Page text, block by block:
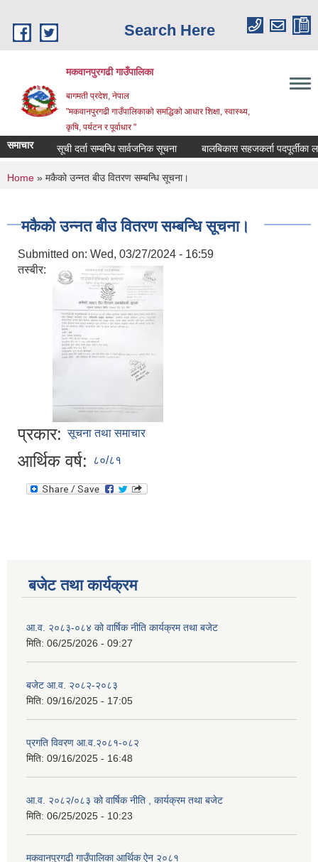
Search Here
मकवानपुरगढी गाउँपालिका
बागमती प्रदेश, नेपाल
"मकवानपुरगढी गाउँपालिकाको समद्धिको आधार शिक्षा, स्‍वास्‍थ्‍य,
कृषि, पर्यटन र पूर्वाधार "
समाचार सूची दर्ता सम्बन्धि सार्वजनिक सूचना बालबिकास सहजकर्ता पदपूर्तीका लागि
You are here
Home » मकैको उन्नत बीउ वितरण सम्बन्धि सूचना।
मकैको उन्नत बीउ वितरण सम्बन्धि सूचना।
Submitted on: Wed, 03/27/2024 - 16:59
तस्बीर:
प्रकार: सूचना तथा समाचार
आर्थिक वर्ष: ८०/८१
बजेट तथा कार्यक्रम
आ.व. २०८३-०८४ को वार्षिक नीति कार्यक्रम तथा बजेट
मिति: 06/25/2026 - 09:27
बजेट आ.व. २०८२-२०८३
मिति: 09/16/2025 - 17:05
प्रगति विवरण आ.व.२०८१-०८२
मिति: 09/16/2025 - 16:48
आ.व. २०८२/०८३ को वार्षिक नीति , कार्यक्रम तथा बजेट
मिति: 06/25/2025 - 10:23
मकवानपुरगढी गाउँपालिका आर्थिक ‌‌‌ऐन २०८१